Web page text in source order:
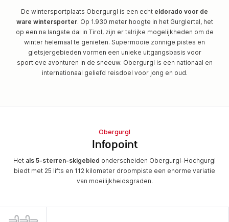
De wintersportplaats Obergurgl is een echt eldorado voor de
ware wintersporter. Op 1.930 meter hoogte in het Gurglertal, het
op een na langste dal in Tirol, zijn er talrijke mogelijkheden om de
winter helemaal te genieten. Supermooie zonnige pistes en
gletsjergebieden vormen een unieke uitgangsbasis voor
sportieve avonturen in de sneeuw. Obergurgl is een nationaal en
internationaal geliefd reisdoel voor jong en oud.
Obergurgl
Infopoint
Het als 5-sterren-skigebied onderscheiden Obergurgl-Hochgurgl
biedt met 25 lifts en 112 kilometer droompiste een enorme variatie
van moeilijkheidsgraden.